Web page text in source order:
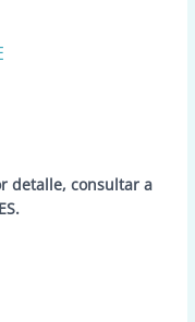
detalle, consultar a